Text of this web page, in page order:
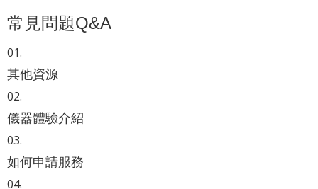
常見問題Q&A
其他資源
儀器體驗介紹
如何申請服務